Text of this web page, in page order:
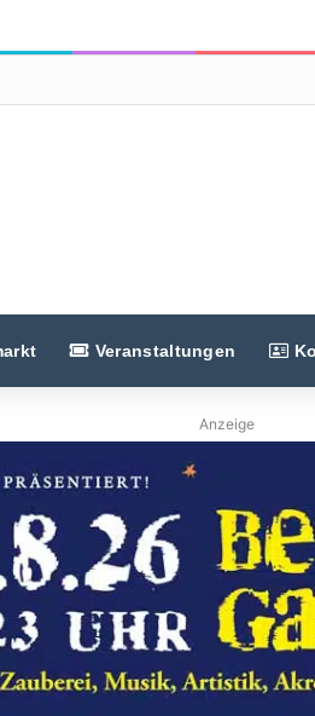
Veranstaltungen
Anzeige